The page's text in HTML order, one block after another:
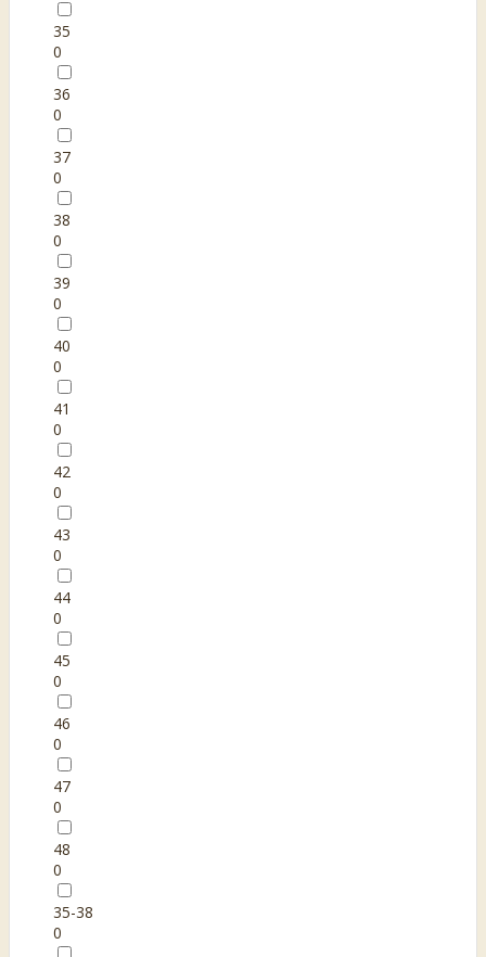
35
0
36
0
37
0
38
0
39
0
40
0
41
0
42
0
43
0
44
0
45
0
46
0
47
0
48
0
35-38
0